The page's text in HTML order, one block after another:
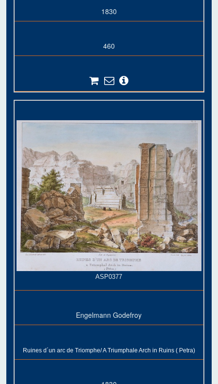
1830
460
ASP0377
Engelmann Godefroy
Ruines d´un arc de Triomphe/ A Triumphale Arch in Ruins ( Petra)